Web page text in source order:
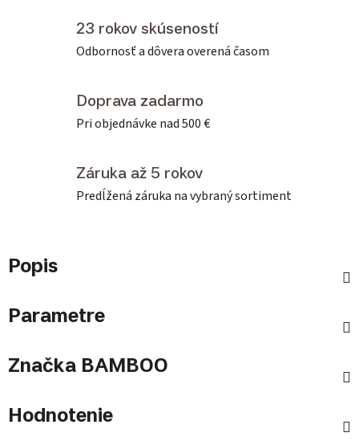
23 rokov skúseností
Odbornosť a dôvera overená časom
Doprava zadarmo
Pri objednávke nad 500 €
Záruka až 5 rokov
Predĺžená záruka na vybraný sortiment
Popis
Parametre
Značka BAMBOO
Hodnotenie